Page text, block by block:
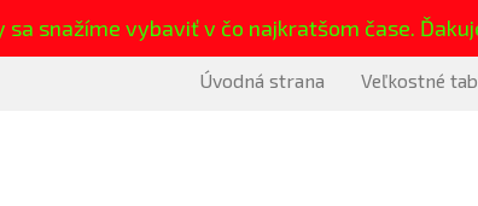
sa snažíme vybaviť v čo najkratšom čase.
Úvodná strana Veľkostné